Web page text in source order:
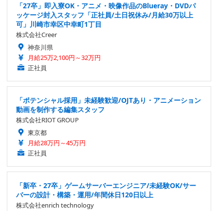
「27卒」即入寮OK・アニメ・映像作品のBlueray・DVDパ
ッケージ封入スタッフ「正社員/土日祝休み/月給30万以上
可」川崎市幸区中幸町1丁目
株式会社Creer
神奈川県
月給25万2,100円～32万円
正社員
「ポテンシャル採用」未経験歓迎/OJTあり・アニメーション
動画を制作する編集スタッフ
株式会社RIOT GROUP
東京都
月給28万円～45万円
正社員
「新卒・27卒」ゲームサーバーエンジニア/未経験OK/サー
バーの設計・構築・運用/年間休日120日以上
株式会社enrich technology